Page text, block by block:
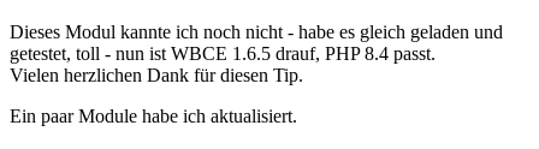
Dieses Modul kannte ich noch nicht - habe es gleich geladen und
getestet, toll - nun ist WBCE 1.6.5 drauf, PHP 8.4 passt.
Vielen herzlichen Dank für diesen Tip.
Ein paar Module habe ich aktualisiert.